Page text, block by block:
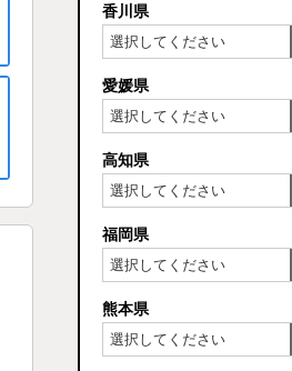
香川県
愛媛県
高知県
福岡県
熊本県